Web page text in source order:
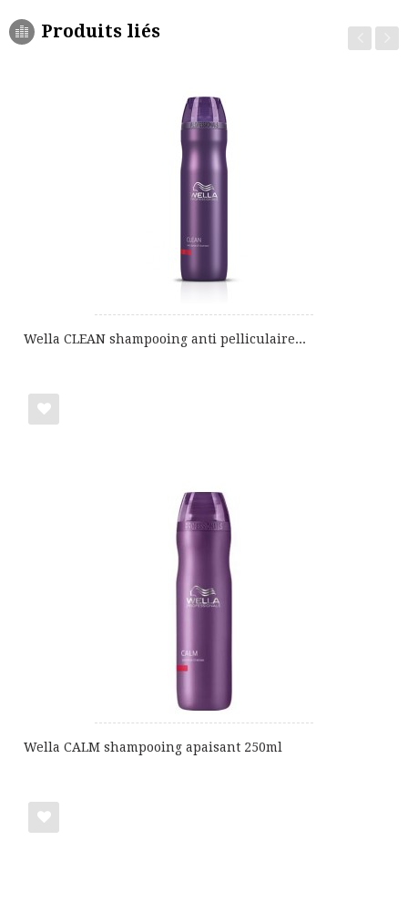
Produits liés
Wella CLEAN shampooing anti pelliculaire...
Wella CALM shampooing apaisant 250ml